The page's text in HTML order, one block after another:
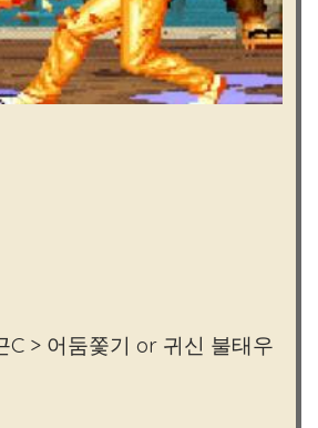
C > 어둠쫓기 or 귀신 불태우